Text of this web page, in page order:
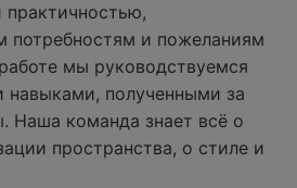
потребностям и пожеланиям
мы руководствуемся
навыками, полученными за
Наша команда знает всё о
пространства, о стиле и